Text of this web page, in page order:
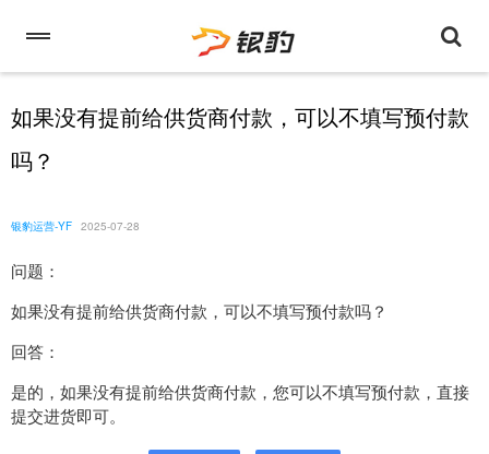
如果没有提前给供货商付款，可以不填写预付款
吗？
银豹运营-YF 2025-07-28
问题：
如果没有提前给供货商付款，可以不填写预付款吗？
回答：
是的，如果没有提前给供货商付款，您可以不填写预付款，直接
提交进货即可。